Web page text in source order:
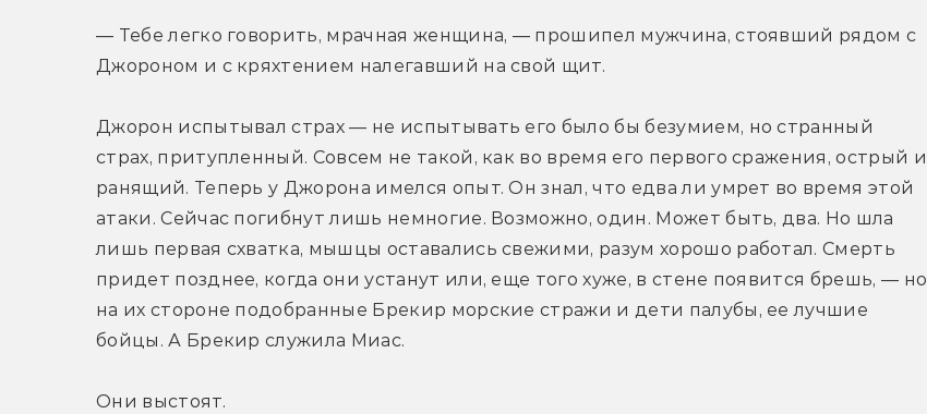
— Тебе легко говорить, мрачная женщина, — прошипел мужчина, стоявший рядом с
Джороном и с кряхтением налегавший на свой щит.
Джорон испытывал страх — не испытывать его было бы безумием, но странный
страх, притупленный. Совсем не такой, как во время его первого сражения, острый и
ранящий. Теперь у Джорона имелся опыт. Он знал, что едва ли умрет во время этой
атаки. Сейчас погибнут лишь немногие. Возможно, один. Может быть, два. Но шла
лишь первая схватка, мышцы оставались свежими, разум хорошо работал. Смерть
придет позднее, когда они устанут или, еще того хуже, в стене появится брешь, — но
на их стороне подобранные Брекир морские стражи и дети палубы, ее лучшие
бойцы. А Брекир служила Миас.
Они выстоят.